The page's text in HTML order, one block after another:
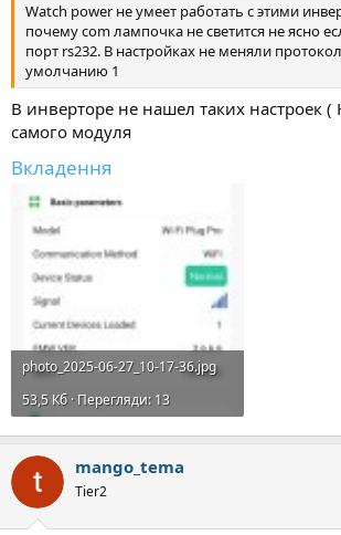
Watch power не умеет работать с этими
почему com лампочка не светится не ясно
порт rs232. В настройках не меняли
умолчанию 1
В инверторе не нашел таких настроек
самого модуля
Вкладення
photo_2025-06-27_10-17-36.jpg
53,5 Кб · Перегляди: 13
mango_tema
Tier2